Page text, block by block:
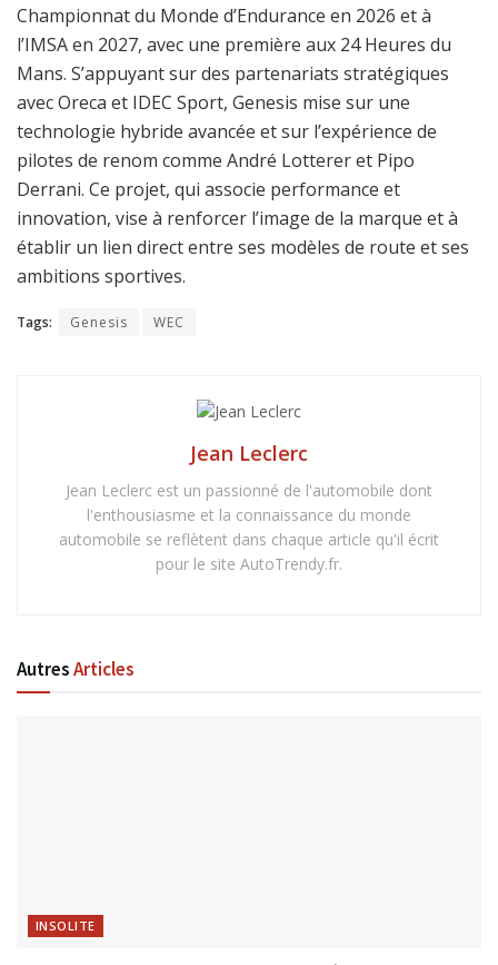
Championnat du Monde d’Endurance en 2026 et à
l’IMSA en 2027, avec une première aux 24 Heures du
Mans. S’appuyant sur des partenariats stratégiques
avec Oreca et IDEC Sport, Genesis mise sur une
technologie hybride avancée et sur l’expérience de
pilotes de renom comme André Lotterer et Pipo
Derrani. Ce projet, qui associe performance et
innovation, vise à renforcer l’image de la marque et à
établir un lien direct entre ses modèles de route et ses
ambitions sportives.
Tags: Genesis WEC
Jean Leclerc
Jean Leclerc est un passionné de l'automobile dont
l'enthousiasme et la connaissance du monde
automobile se reflètent dans chaque article qu'il écrit
pour le site AutoTrendy.fr.
AutresArticles
INSOLITE